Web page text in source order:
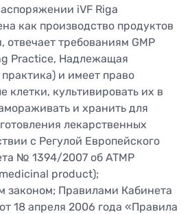
iVF Riga
как производство продуктов
отвечает требованиям GMP
Practice, Надлежащая
и имеет право
клетки, культивировать их в
и хранить для
лекарственных
с Регулой Европейского
№ 1394/2007 об ATMP
product);
законом; Правилами Кабинета
18 апреля 2006 года «Правила